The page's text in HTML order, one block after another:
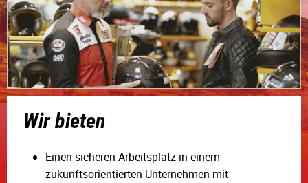
Wir bieten
Einen sicheren Arbeitsplatz in einem
zukunftsorientierten Unternehmen mit